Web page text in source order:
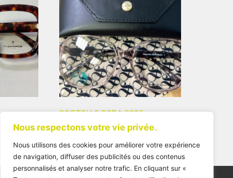
Nous respectons votre vie privée.
Nous utilisons des cookies pour améliorer votre expérience
de navigation, diffuser des publicités ou des contenus
personnalisés et analyser notre trafic. En cliquant sur «
SCOTCH & SODA 3025
175,00€